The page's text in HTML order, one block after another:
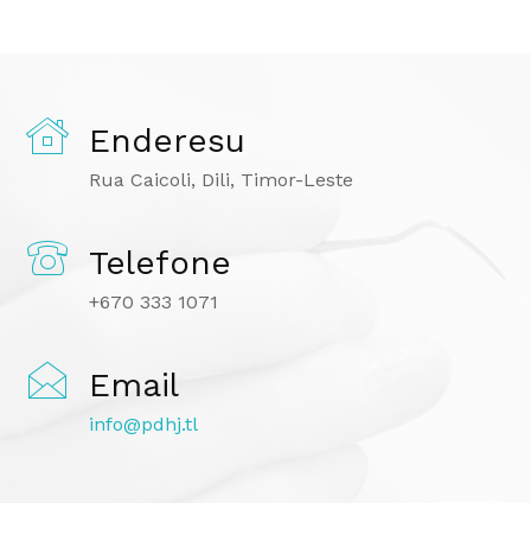
Enderesu
Rua Caicoli, Dili, Timor-Leste
Telefone
+670 333 1071
Email
info@pdhj.tl